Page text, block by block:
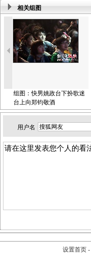
相关组图
组图：快男姚政台下扮歌迷
台上向郑钧敬酒
用户名
设置首页-